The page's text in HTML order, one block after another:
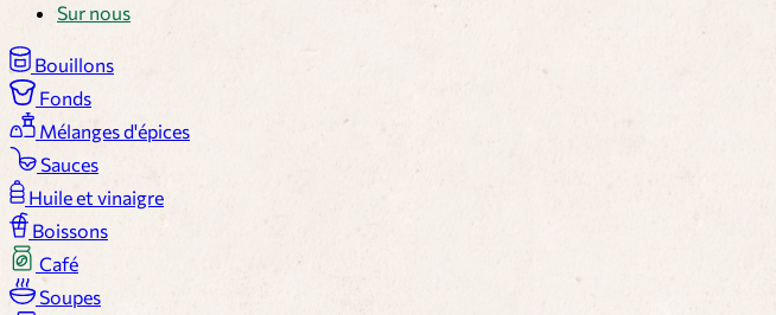
Sur nous
Bouillons
Fonds
Mélanges d'épices
Sauces
Huile et vinaigre
Boissons
Café
Soupes